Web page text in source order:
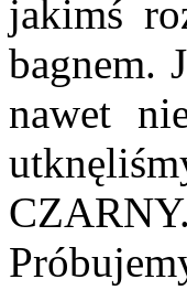
jakimś
bagnem.
nawet
CZARNY.